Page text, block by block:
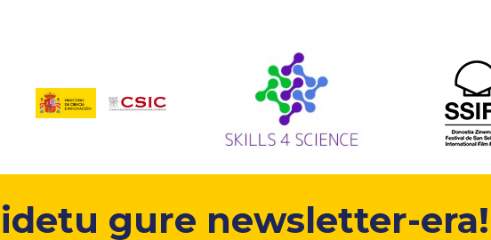
gure newsletter-era!